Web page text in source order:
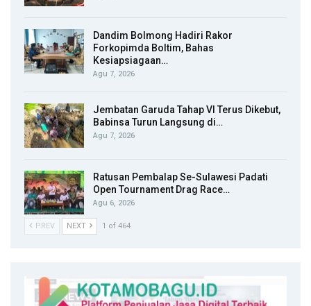
Dandim Bolmong Hadiri Rakor
Forkopimda Boltim, Bahas
Kesiapsiagaan…
Agu 7, 2026
Jembatan Garuda Tahap VI Terus Dikebut,
Babinsa Turun Langsung di…
Agu 7, 2026
Ratusan Pembalap Se-Sulawesi Padati
Open Tournament Drag Race…
Agu 6, 2026
PREV NEXT 1 of 464